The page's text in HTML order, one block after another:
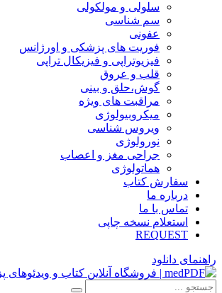
سلولی و مولکولی
سم شناسی
عفونی
فوریت های پزشکی و اورژانس
فیزیوتراپی و فیزیکال تراپی
قلب و عروق
گوش،حلق و بینی
مراقبت های ویژه
میکروبیولوژی
ویروس شناسی
نورولوژی
جراحی مغز و اعصاب
هماتولوژی
سفارش کتاب
درباره ما
تماس با ما
استعلام نسخه چاپی
REQUEST
راهنمای دانلود